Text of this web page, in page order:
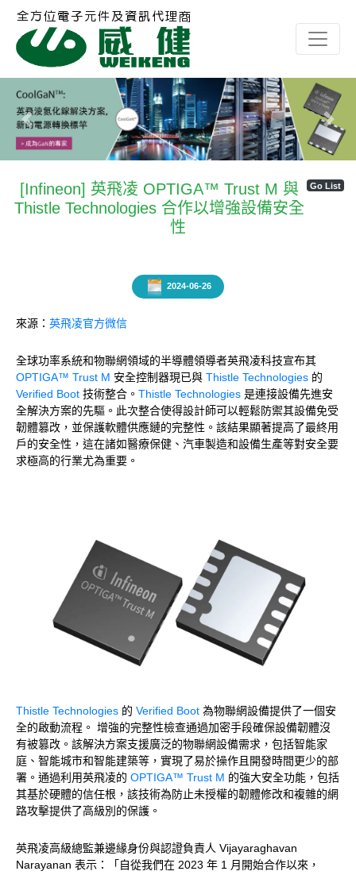
Previous Next
Go List
[Infineon] 英飛凌 OPTIGA™ Trust M 與
Thistle Technologies 合作以增強設備安全
性
2024-06-26
來源： 英飛凌官方微信
全球功率系統和物聯網領域的半導體領導者英飛凌科技宣布其
OPTIGA™ Trust M 安全控制器現已與 Thistle Technologies 的
Verified Boot 技術整合。 Thistle Technologies 是連接設備先進安
全解決方案的先驅。此次整合使得設計師可以輕鬆防禦其設備免受
韌體篡改，並保護軟體供應鏈的完整性。該結果顯著提高了最終用
戶的安全性，這在諸如醫療保健、汽車製造和設備生產等對安全要
求極高的行業尤為重要。
Thistle Technologies 的 Verified Boot 為物聯網設備提供了一個安
全的啟動流程。 增強的完整性檢查通過加密手段確保設備韌體沒
有被篡改。該解決方案支援廣泛的物聯網設備需求，包括智能家
庭、智能城市和智能建築等，實現了易於操作且開發時間更少的部
署。通過利用英飛凌的 OPTIGA™ Trust M 的強大安全功能，包括
其基於硬體的信任根，該技術為防止未授權的韌體修改和複雜的網
路攻擊提供了高級別的保護。
英飛凌高級總監兼邊緣身份與認證負責人 Vijayaraghavan
Narayanan 表示：「自從我們在 2023 年 1 月開始合作以來，